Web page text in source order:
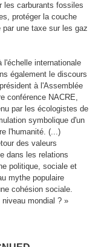
les carburants fossiles
protéger la couche
par une taxe sur les gaz
internationale
également le discours
à l'Assemblée
conférence NACRE,
par les écologistes de
symbolique d'un
l'humanité. (...)
des valeurs
dans les relations
politique, sociale et
mythe populaire
cohésion sociale.
niveau mondial ? »